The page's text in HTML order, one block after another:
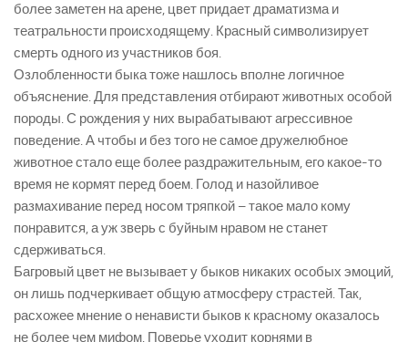
более заметен на арене, цвет придает драматизма и
театральности происходящему. Красный символизирует
смерть одного из участников боя.
Озлобленности быка тоже нашлось вполне логичное
объяснение. Для представления отбирают животных особой
породы. С рождения у них вырабатывают агрессивное
поведение. А чтобы и без того не самое дружелюбное
животное стало еще более раздражительным, его какое-то
время не кормят перед боем. Голод и назойливое
размахивание перед носом тряпкой – такое мало кому
понравится, а уж зверь с буйным нравом не станет
сдерживаться.
Багровый цвет не вызывает у быков никаких особых эмоций,
он лишь подчеркивает общую атмосферу страстей. Так,
расхожее мнение о ненависти быков к красному оказалось
не более чем мифом. Поверье уходит корнями в